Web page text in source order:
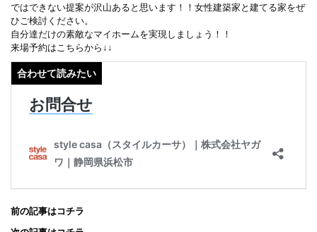
ではできない提案が沢山あると思います！！女性建築家と建てる家をぜ
ひご検討ください。
自分達だけの素敵なマイホームを実現しましょう！！
来場予約はこちらから↓↓
前の記事はコチラ